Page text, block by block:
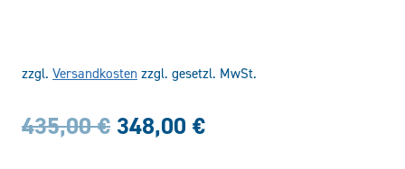
zzgl. Versandkosten zzgl. gesetzl. MwSt.
435,00€ Ursprünglicher
348,00 €Aktueller